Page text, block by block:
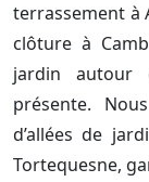
terrassement à
clôture à
jardin autour
présente.
d’allées de
Tortequesne,